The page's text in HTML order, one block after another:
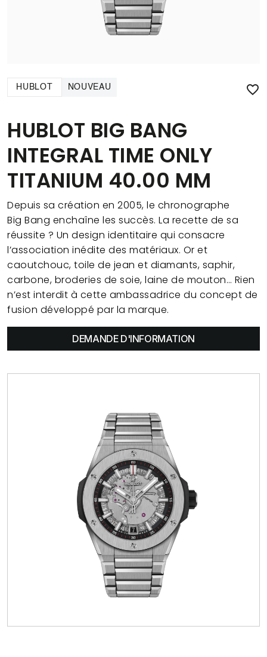
HUBLOT NOUVEAU 
HUBLOT BIG BANG
INTEGRAL TIME ONLY
TITANIUM 40.00 MM
Depuis sa création en 2005, le chronographe
Big Bang enchaîne les succès. La recette de sa
réussite ? Un design identitaire qui consacre
l’association inédite des matériaux. Or et
caoutchouc, toile de jean et diamants, saphir,
carbone, broderies de soie, laine de mouton… Rien
n’est interdit à cette ambassadrice du concept de
fusion développé par la marque.
DEMANDE D'INFORMATION